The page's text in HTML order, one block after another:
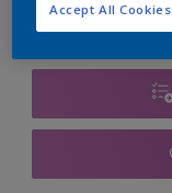
Accept All Cookies